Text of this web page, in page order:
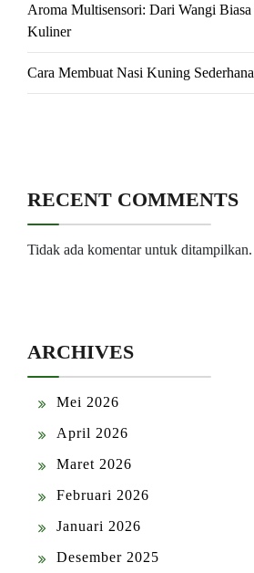
Aroma Multisensori: Dari Wangi Biasa
Kuliner
Cara Membuat Nasi Kuning Sederhana
RECENT COMMENTS
Tidak ada komentar untuk ditampilkan.
ARCHIVES
Mei 2026
April 2026
Maret 2026
Februari 2026
Januari 2026
Desember 2025